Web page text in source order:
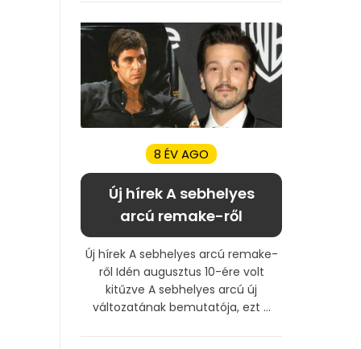
8 ÉV AGO
Új hírek A sebhelyes
arcú remake-ről
Új hírek A sebhelyes arcú remake-
ről Idén augusztus 10-ére volt
kitűzve A sebhelyes arcú új
változatának bemutatója, ezt ...